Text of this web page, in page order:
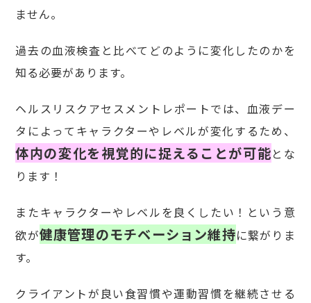
ません。
過去の血液検査と比べてどのように変化したのかを
知る必要があります。
ヘルスリスクアセスメントレポートでは、血液デー
タによってキャラクターやレベルが変化するため、
体内の変化を視覚的に捉えることが可能とな
ります！
またキャラクターやレベルを良くしたい！という意
欲が健康管理のモチベーション維持に繋がりま
す。
クライアントが良い食習慣や運動習慣を継続させる